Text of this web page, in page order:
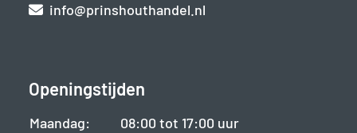
info@prinshouthandel.nl
Openingstijden
Maandag:
08:00 tot 17:00 uur